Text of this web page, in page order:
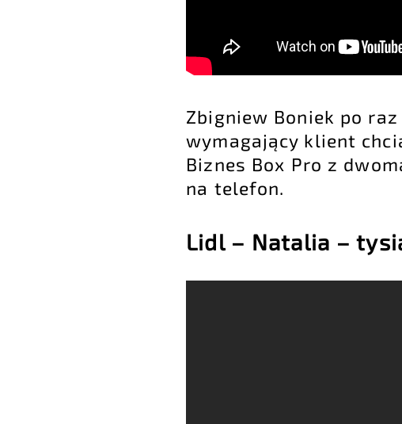
Zbigniew Boniek po
wymagający klient
Biznes Box Pro z
na telefon.
Lidl – Natalia –